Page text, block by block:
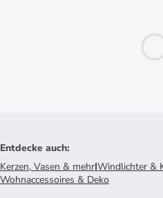
Entdecke auch:
Kerzen, Vasen & mehr|Windlichter &
Wohnaccessoires & Deko